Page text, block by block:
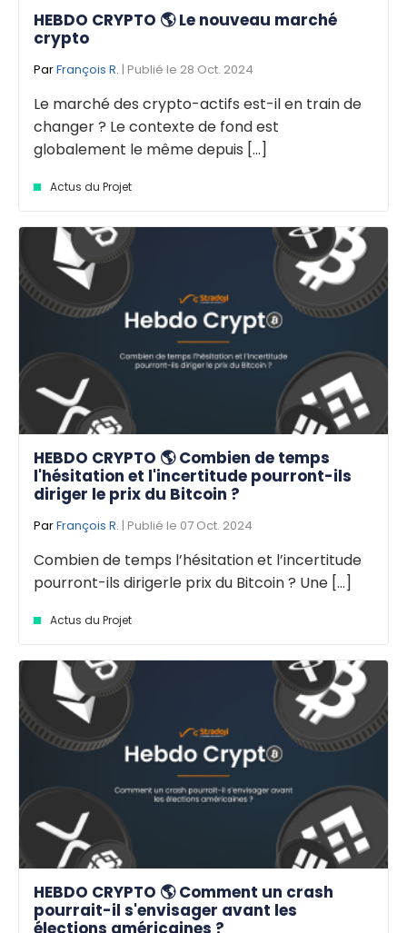
HEBDO CRYPTO 🌎 Le nouveau marché
crypto
ParFrançois R. | Publié le 28 Oct. 2024
Le marché des crypto-actifs est-il en train de
changer ? Le contexte de fond est
globalement le même depuis [...]
Actus du Projet
HEBDO CRYPTO 🌎 Combien de temps
l'hésitation et l'incertitude pourront-ils
diriger le prix du Bitcoin ?
ParFrançois R. | Publié le 07 Oct. 2024
Combien de temps l’hésitation et l’incertitude
pourront-ils dirigerle prix du Bitcoin ? Une [...]
Actus du Projet
HEBDO CRYPTO 🌎 Comment un crash
pourrait-il s'envisager avant les
élections américaines ?